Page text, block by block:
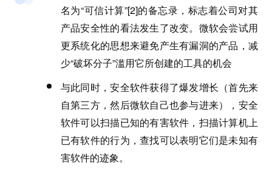
名为“可信计算”[2]的备忘录，标志着公司对其
产品安全性的看法发生了改变。微软会尝试用
更系统化的思想来避免产生有漏洞的产品，减
少“破坏分子”滥用它所创建的工具的机会
与此同时，安全软件获得了爆发增长（首先来
自第三方，然后微软自己也参与进来），安全
软件可以扫描已知的有害软件，扫描计算机上
已有软件的行为，查找可以表明它们是未知有
害软件的迹象。